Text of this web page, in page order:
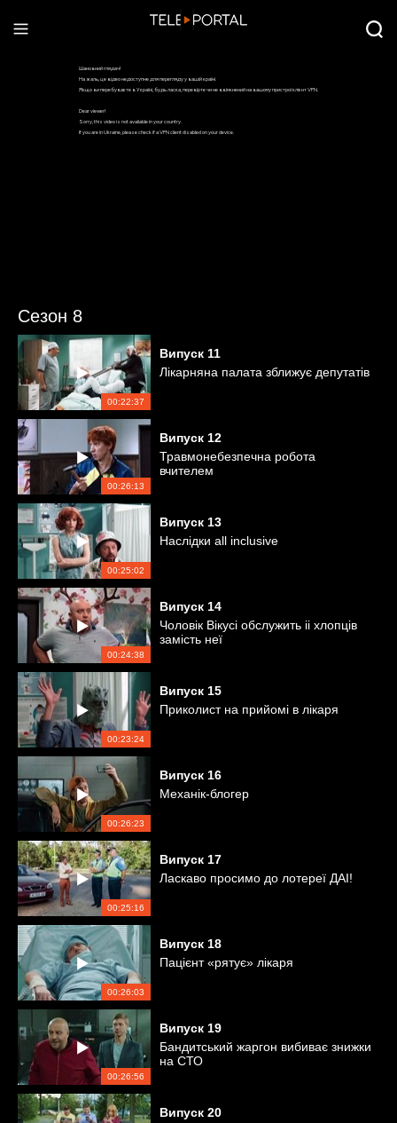
Сезон 8
00:22:37
Випуск 11
Лікарняна палата зближує депутатів
00:26:13
Випуск 12
Травмонебезпечна робота
вчителем
00:25:02
Випуск 13
Наслідки all inclusive
00:24:38
Випуск 14
Чоловік Вікусі обслужить іі хлопців
замість неї
00:23:24
Випуск 15
Приколист на прийомі в лікаря
00:26:23
Випуск 16
Механік-блогер
00:25:16
Випуск 17
Ласкаво просимо до лотереї ДАІ!
00:26:03
Випуск 18
Пацієнт «рятує» лікаря
00:26:56
Випуск 19
Бандитський жаргон вибиває знижки
на СТО
Випуск 20